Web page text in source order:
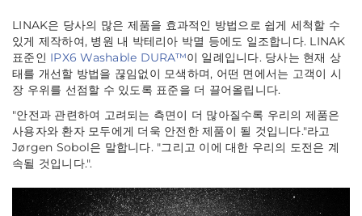
LINAK은 당사의 많은 제품을 효과적인 방법으로 쉽게 세척할 수
있게 제작하여, 병원 내 박테리아 박멸 등에도 일조합니다. LINAK
표준인 IPX6 Washable DURA™이 일례입니다. 당사는 현재 상
태를 개선할 방법을 끊임없이 모색하며, 어떤 면에서는 고객이 시
장 우위를 선점할 수 있도록 표준을 더 끌어올립니다.
"안전과 관련하여 고려되는 측면이 더 많아질수록 우리의 제품은
사용자와 환자 모두에게 더욱 안전한 제품이 될 것입니다."라고
Jørgen Sobol은 말합니다. "그리고 이에 대한 우리의 도전은 계
속될 것입니다.".